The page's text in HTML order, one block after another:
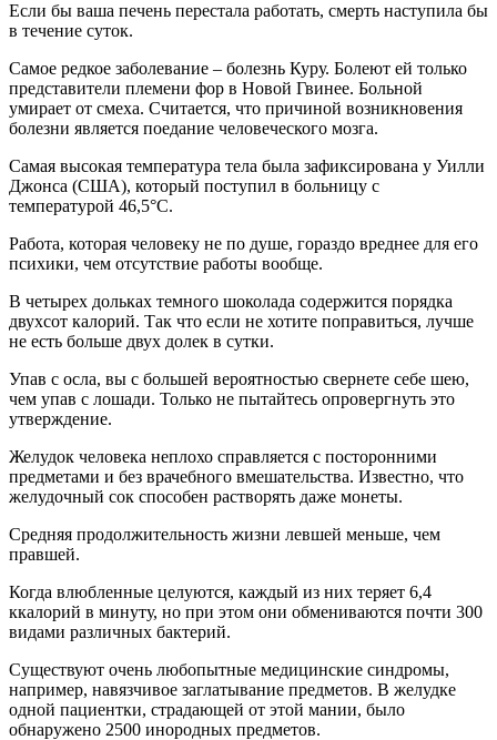
Если бы ваша печень перестала работать, смерть наступила бы
в течение суток.
Самое редкое заболевание – болезнь Куру. Болеют ей только
представители племени фор в Новой Гвинее. Больной
умирает от смеха. Считается, что причиной возникновения
болезни является поедание человеческого мозга.
Самая высокая температура тела была зафиксирована у Уилли
Джонса (США), который поступил в больницу с
температурой 46,5°C.
Работа, которая человеку не по душе, гораздо вреднее для его
психики, чем отсутствие работы вообще.
В четырех дольках темного шоколада содержится порядка
двухсот калорий. Так что если не хотите поправиться, лучше
не есть больше двух долек в сутки.
Упав с осла, вы с большей вероятностью свернете себе шею,
чем упав с лошади. Только не пытайтесь опровергнуть это
утверждение.
Желудок человека неплохо справляется с посторонними
предметами и без врачебного вмешательства. Известно, что
желудочный сок способен растворять даже монеты.
Средняя продолжительность жизни левшей меньше, чем
правшей.
Когда влюбленные целуются, каждый из них теряет 6,4
ккалорий в минуту, но при этом они обмениваются почти 300
видами различных бактерий.
Существуют очень любопытные медицинские синдромы,
например, навязчивое заглатывание предметов. В желудке
одной пациентки, страдающей от этой мании, было
обнаружено 2500 инородных предметов.